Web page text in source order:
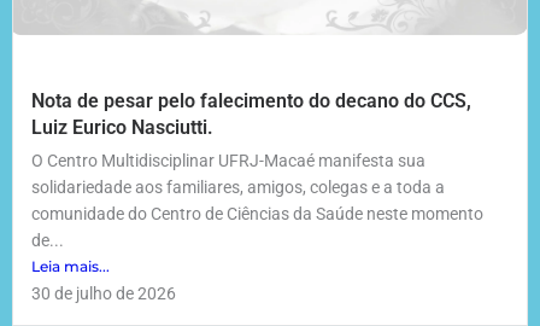
Nota de pesar pelo falecimento do decano do CCS,
Luiz Eurico Nasciutti.
O Centro Multidisciplinar UFRJ-Macaé manifesta sua
solidariedade aos familiares, amigos, colegas e a toda a
comunidade do Centro de Ciências da Saúde neste momento
de...
Leia mais...
30 de julho de 2026